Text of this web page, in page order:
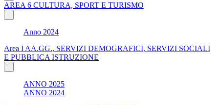
AREA 6 CULTURA, SPORT E TURISMO
Anno 2024
Area I AA.GG., SERVIZI DEMOGRAFICI, SERVIZI SOCIALI
E PUBBLICA ISTRUZIONE
ANNO 2025
ANNO 2024